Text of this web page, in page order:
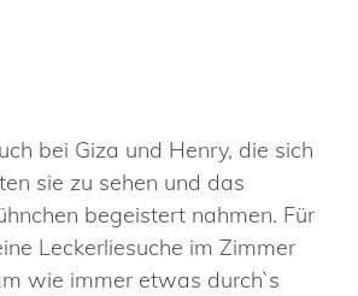
bei Giza und Henry, die sich
sie zu sehen und das
begeistert nahmen. Für
Leckerliesuche im Zimmer
wie immer etwas durch`s